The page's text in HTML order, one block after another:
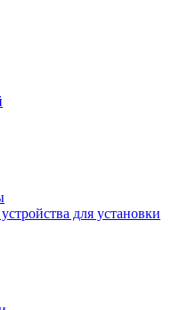
для установки